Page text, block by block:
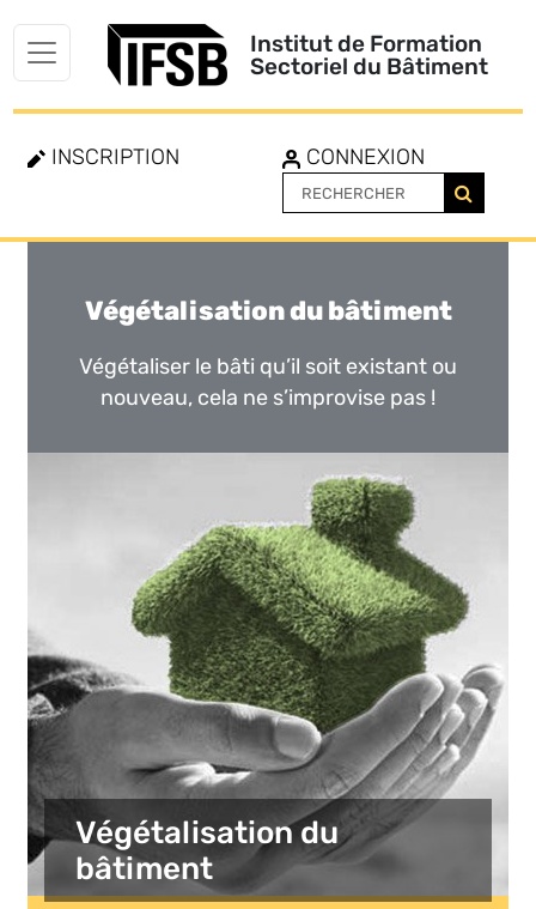
Institut de Formation
Sectoriel du Bâtiment
INSCRIPTION CONNEXION
Toggle
Végétalisation du bâtiment
Végétaliser le bâti qu’il soit existant ou
nouveau, cela ne s’improvise pas !
Végétalisation du
bâtiment